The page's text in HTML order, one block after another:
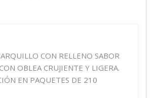
CON RELLENO SABOR
OBLEA CRUJIENTE Y LIGERA.
EN PAQUETES DE 210